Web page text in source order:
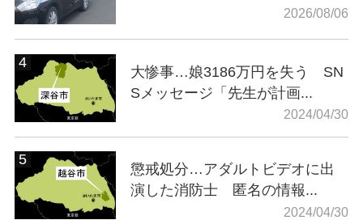
2026/08/06
大惨事…娘3186万円を失う SN
Sメッセージ「先生が計画...
2024/04/30
懲戒処分…アダルトビデオに出
演した消防士 匿名の情報...
2024/04/30